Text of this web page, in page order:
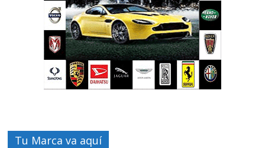
Tu Marca va aquí